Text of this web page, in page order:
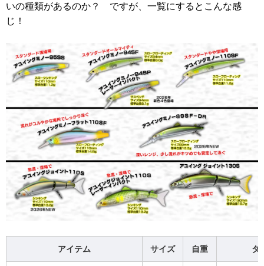
いの種類があるのか？ ですが、一覧にするとこんな感
じ！
アイテム サイズ 自重 タ